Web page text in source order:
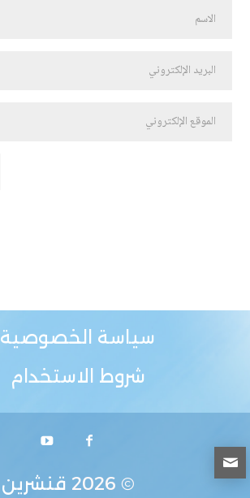
سياسة الخصوصية
شروط الاستخدام
© 2026 قنشرين